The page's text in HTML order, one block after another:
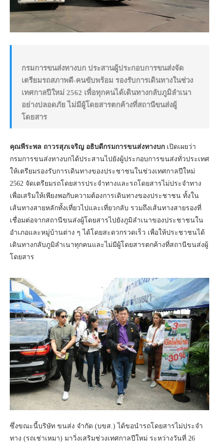
กรมการขนส่งทางบก ประสานผู้ประกอบการขนส่งจัด
เตรียมรถสภาพดี-คนขับพร้อม รองรับการเดินทางในช่วง
เทศกาลปีใหม่ 2562 เพื่อทุกคนได้เดินทางกลับภูมิลำเนา
อย่างปลอดภัย ไม่มีผู้โดยสารตกค้างที่สถานีขนส่งผู้
โดยสาร
คุณพีระพล ถาวรสุภเจริญ อธิบดีกรมการขนส่งทางบก เปิดเผยว่า
กรมการขนส่งทางบกได้ประสานไปยังผู้ประกอบการขนส่งทั่วประเทศ
ให้เตรียมรองรับการเดินทางของประชาชนในช่วงเทศกาลปีใหม่
2562 จัดเตรียมรถโดยสารประจำทางและรถโดยสารไม่ประจำทาง
เพื่อเสริมให้เพียงพอกับความต้องการเดินทางของประชาชน ทั้งใน
เส้นทางสายหลักทั้งเที่ยวไปและเที่ยวกลับ รวมถึงเส้นทางสายรองที่
เชื่อมต่อจากสถานีขนส่งผู้โดยสารไปยังภูมิลำเนาของประชาชนใน
อำเภอและหมู่บ้านต่าง ๆ ได้โดยสะดวกรวดเร็ว เพื่อให้ประชาชนได้
เดินทางกลับภูมิลำเนาทุกคนและไม่มีผู้โดยสารตกค้างที่สถานีขนส่งผู้
โดยสาร
ซึ่งขณะนี้บริษัท ขนส่ง จำกัด (บขส.) ได้ขอนำรถโดยสารไม่ประจำ
ทาง (รถเช่าเหมา) มาวิ่งเสริมช่วงเทศกาลปีใหม่ ระหว่างวันที่ 26